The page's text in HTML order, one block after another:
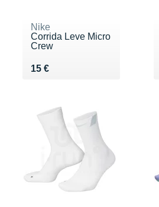
Nike
Corrida Leve Micro
Crew
15 €
Vendu 15 €